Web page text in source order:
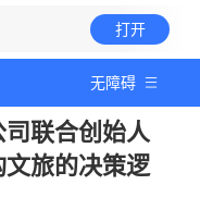
打开
无障碍
联合创始人
旅的决策逻